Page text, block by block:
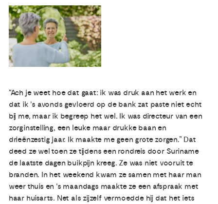
“Ach je weet hoe dat gaat: ik was druk aan het werk en
dat ik ’s avonds gevloerd op de bank zat paste niet echt
bij me, maar ik begreep het wel. Ik was directeur van een
zorginstelling, een leuke maar drukke baan en
drieënzestig jaar. Ik maakte me geen grote zorgen.” Dat
deed ze wel toen ze tijdens een rondreis door Suriname
de laatste dagen buikpijn kreeg. Ze was niet vooruit te
branden. In het weekend kwam ze samen met haar man
weer thuis en 's maandags maakte ze een afspraak met
haar huisarts. Net als zijzelf vermoedde hij dat het iets